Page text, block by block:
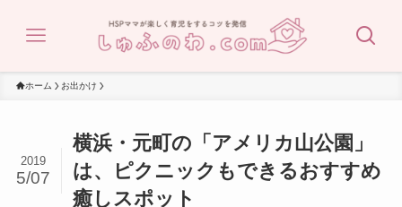
ホーム お出かけ
横浜・元町の「アメリカ山公園」
は、ピクニックもできるおすすめ
癒しスポット
2019
5/07